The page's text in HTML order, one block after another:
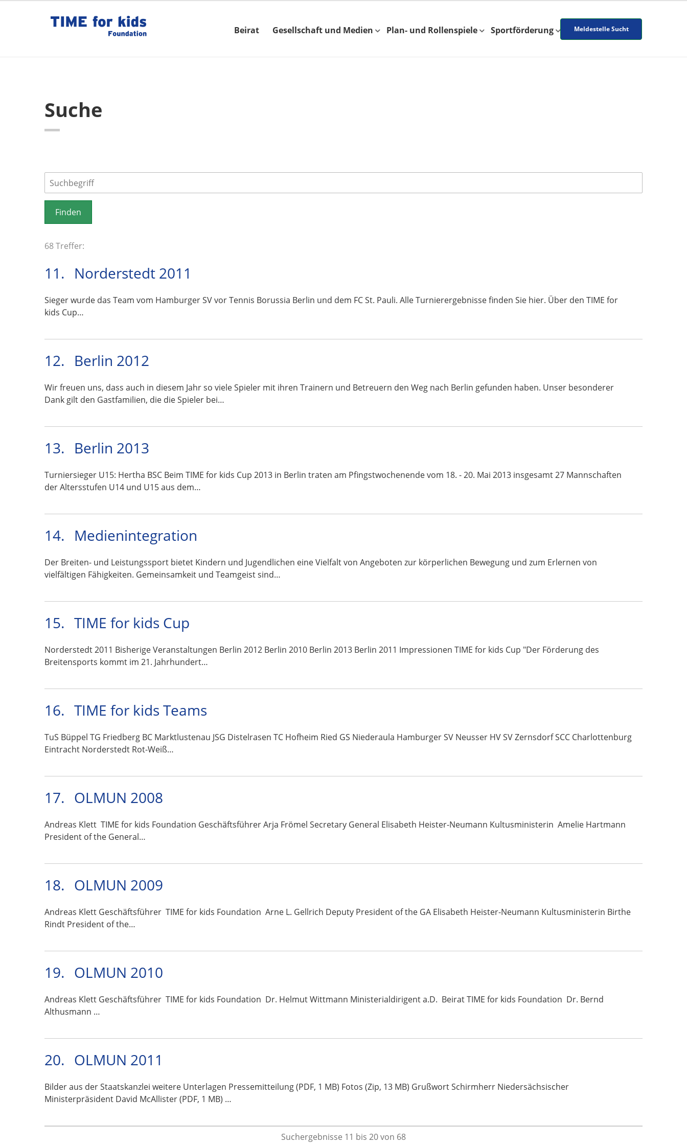
Beirat Gesellschaft und Medien Plan- und Rollenspiele Sportförderung Meldestelle Sucht
Suche
68 Treffer:
11. Norderstedt 2011
Sieger wurde das Team vom Hamburger SV vor Tennis Borussia Berlin und dem FC St. Pauli. Alle Turnierergebnisse finden Sie hier. Über den TIME for
kids Cup…
12. Berlin 2012
Wir freuen uns, dass auch in diesem Jahr so viele Spieler mit ihren Trainern und Betreuern den Weg nach Berlin gefunden haben. Unser besonderer
Dank gilt den Gastfamilien, die die Spieler bei…
13. Berlin 2013
Turniersieger U15: Hertha BSC Beim TIME for kids Cup 2013 in Berlin traten am Pfingstwochenende vom 18. - 20. Mai 2013 insgesamt 27 Mannschaften
der Altersstufen U14 und U15 aus dem…
14. Medienintegration
Der Breiten- und Leistungssport bietet Kindern und Jugendlichen eine Vielfalt von Angeboten zur körperlichen Bewegung und zum Erlernen von
vielfältigen Fähigkeiten. Gemeinsamkeit und Teamgeist sind…
15. TIME for kids Cup
Norderstedt 2011 Bisherige Veranstaltungen Berlin 2012 Berlin 2010 Berlin 2013 Berlin 2011 Impressionen TIME for kids Cup "Der Förderung des
Breitensports kommt im 21. Jahrhundert…
16. TIME for kids Teams
TuS Büppel TG Friedberg BC Marktlustenau JSG Distelrasen TC Hofheim Ried GS Niederaula Hamburger SV Neusser HV SV Zernsdorf SCC Charlottenburg
Eintracht Norderstedt Rot-Weiß…
17. OLMUN 2008
Andreas Klett TIME for kids Foundation Geschäftsführer Arja Frömel Secretary General Elisabeth Heister-Neumann Kultusministerin Amelie Hartmann
President of the General…
18. OLMUN 2009
Andreas Klett Geschäftsführer TIME for kids Foundation Arne L. Gellrich Deputy President of the GA Elisabeth Heister-Neumann Kultusministerin Birthe
Rindt President of the…
19. OLMUN 2010
Andreas Klett Geschäftsführer TIME for kids Foundation Dr. Helmut Wittmann Ministerialdirigent a.D. Beirat TIME for kids Foundation Dr. Bernd
Althusmann …
20. OLMUN 2011
Bilder aus der Staatskanzlei weitere Unterlagen Pressemitteilung (PDF, 1 MB) Fotos (Zip, 13 MB) Grußwort Schirmherr Niedersächsischer
Ministerpräsident David McAllister (PDF, 1 MB) …
Suchergebnisse 11 bis 20 von 68